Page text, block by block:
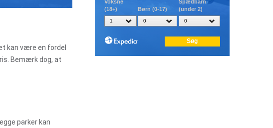
kan være en fordel
Bemærk dog, at
parker kan